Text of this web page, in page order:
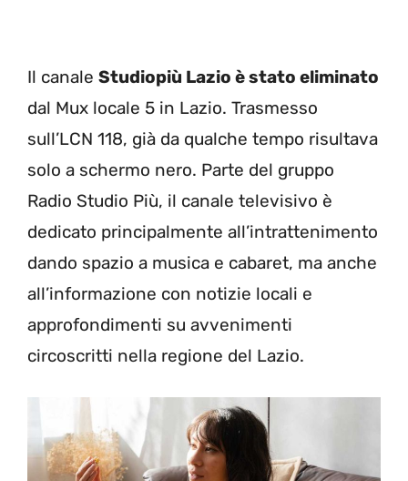
Il canale Studiopiù Lazio è stato eliminato
dal Mux locale 5 in Lazio. Trasmesso
sull’LCN 118, già da qualche tempo risultava
solo a schermo nero. Parte del gruppo
Radio Studio Più, il canale televisivo è
dedicato principalmente all’intrattenimento
dando spazio a musica e cabaret, ma anche
all’informazione con notizie locali e
approfondimenti su avvenimenti
circoscritti nella regione del Lazio.